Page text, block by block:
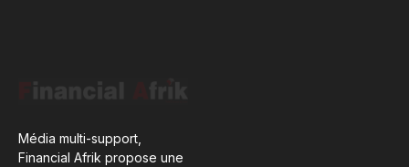
Média multi-support,
Financial Afrik propose une